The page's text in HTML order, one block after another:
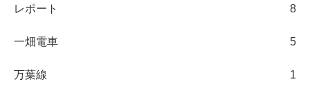
レポート 8
一畑電車 5
万葉線 1